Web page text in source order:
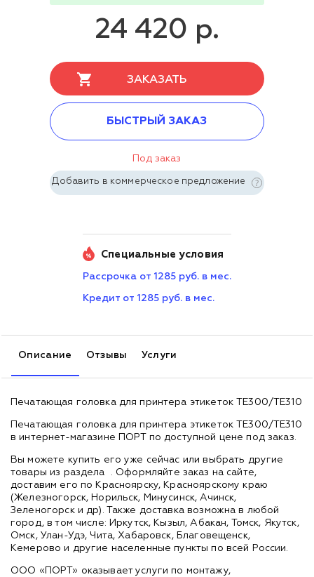
24 420 р.
ЗАКАЗАТЬ
БЫСТРЫЙ ЗАКАЗ
Под заказ
Добавить в коммерческое предложение
Специальные условия
Рассрочка от 1285 руб. в мес.
Кредит от 1285 руб. в мес.
Описание Отзывы Услуги
Печатающая головка для принтера этикеток TE300/TE310
Печатающая головка для принтера этикеток TE300/TE310
в интернет-магазине ПОРТ по доступной цене под заказ.
Вы можете купить его уже сейчас или выбрать другие
товары из раздела . Оформляйте заказ на сайте,
доставим его по Красноярску, Красноярскому краю
(Железногорск, Норильск, Минусинск, Ачинск,
Зеленогорск и др). Также доставка возможна в любой
город, в том числе: Иркутск, Кызыл, Абакан, Томск, Якутск,
Омск, Улан-Удэ, Чита, Хабаровск, Благовещенск,
Кемерово и другие населенные пункты по всей России.
ООО «ПОРТ» оказывает услуги по монтажу,